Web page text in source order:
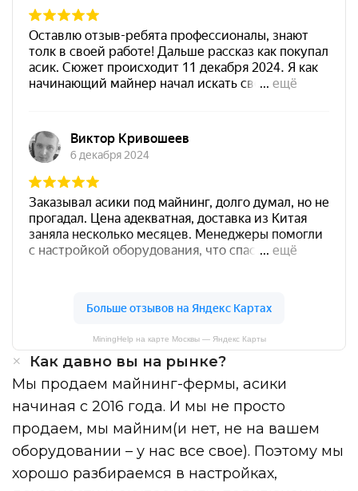
MiningHelp на карте Москвы — Яндекс Карты
Как давно вы на рынке?
Мы продаем майнинг-фермы, асики
начиная с 2016 года. И мы не просто
продаем, мы майним(и нет, не на вашем
оборудовании – у нас все свое). Поэтому мы
хорошо разбираемся в настройках,